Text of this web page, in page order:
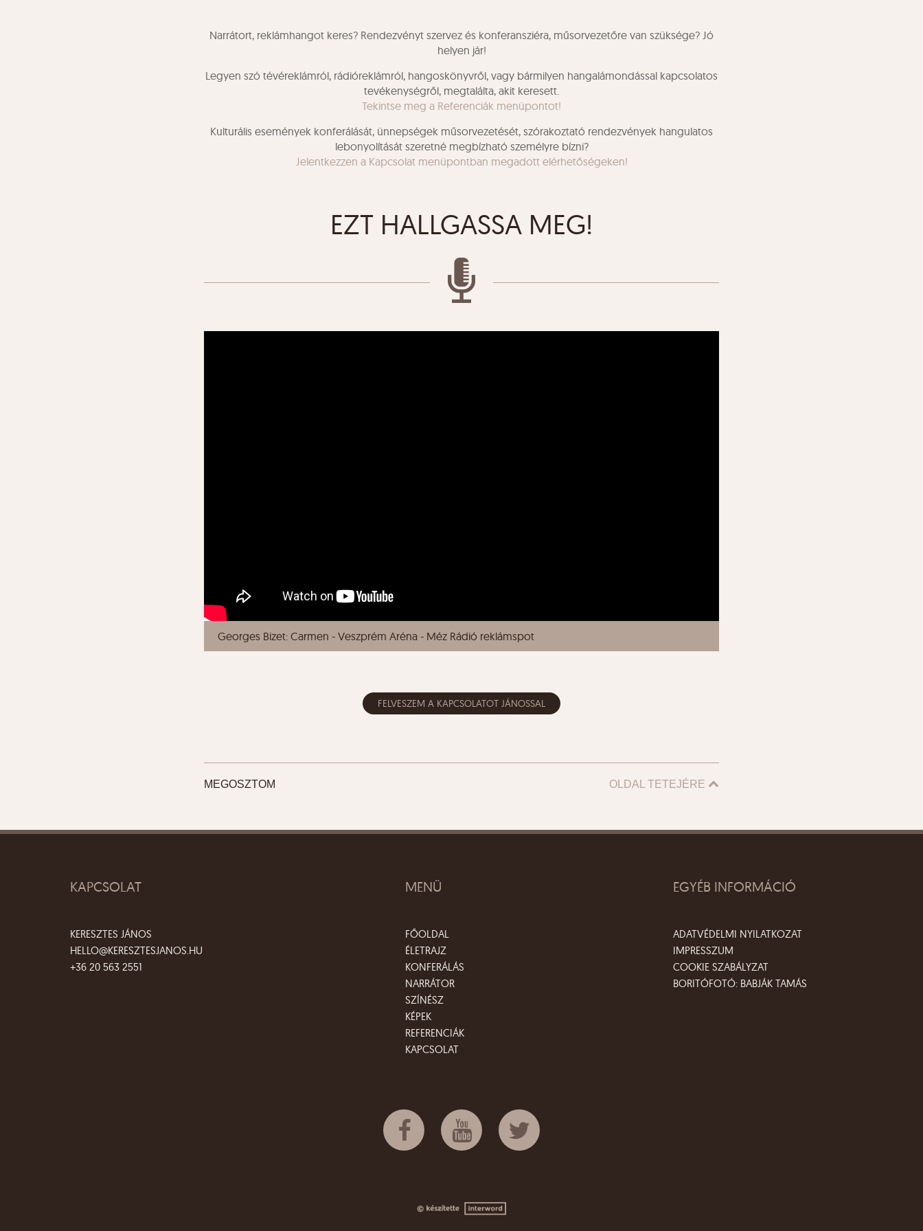
Narrátort, reklámhangot keres? Rendezvényt szervez és konferansziéra, műsorvezetőre van szüksége? Jó
helyen jár!
Legyen szó tévéreklámról, rádióreklámról, hangoskönyvről, vagy bármilyen hangalámondással kapcsolatos
tevékenységről, megtalálta, akit keresett.
Tekintse meg a Referenciák menüpontot!
Kulturális események konferálását, ünnepségek műsorvezetését, szórakoztató rendezvények hangulatos
lebonyolítását szeretné megbízható személyre bízni?
Jelentkezzen a Kapcsolat menüpontban megadott elérhetőségeken!
EZT HALLGASSA MEG!
Georges Bizet: Carmen - Veszprém Aréna - Méz Rádió reklámspot
FELVESZEM A KAPCSOLATOT JÁNOSSAL
MEGOSZTOM OLDAL TETEJÉRE
KAPCSOLAT
KERESZTES JÁNOS
HELLO@KERESZTESJANOS.HU
+36 20 563 2551
MENÜ
FŐOLDAL
ÉLETRAJZ
KONFERÁLÁS
NARRÁTOR
SZÍNÉSZ
KÉPEK
REFERENCIÁK
KAPCSOLAT
EGYÉB INFORMÁCIÓ
ADATVÉDELMI NYILATKOZAT
IMPRESSZUM
COOKIE SZABÁLYZAT
BORITÓFOTÓ: BABJÁK TAMÁS